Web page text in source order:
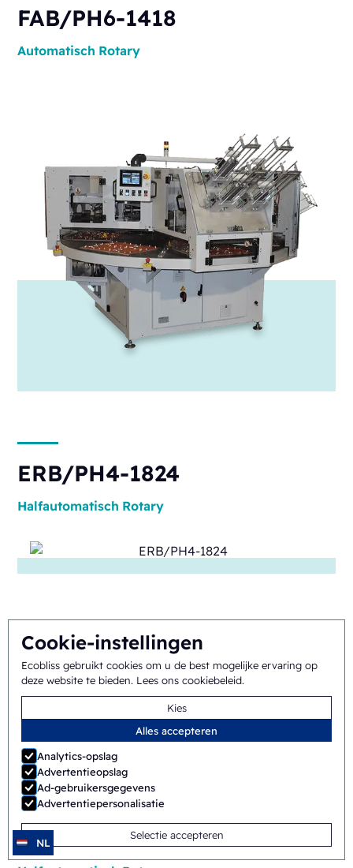
Cookie-instellingen
Ecobliss gebruikt cookies om u de best mogelijke ervaring op
deze website te bieden. Lees ons cookiebeleid.
Kies
Alles accepteren
Analytics-opslag
Advertentieopslag
Ad-gebruikersgegevens
Advertentiepersonalisatie
Selectie accepteren
FAB/PH6-1418
Automatisch Rotary
ERB/PH4-1824
Halfautomatisch Rotary
SB/PH1-1824
Handmatig Shuttle
ERB/PH4-1418
NL